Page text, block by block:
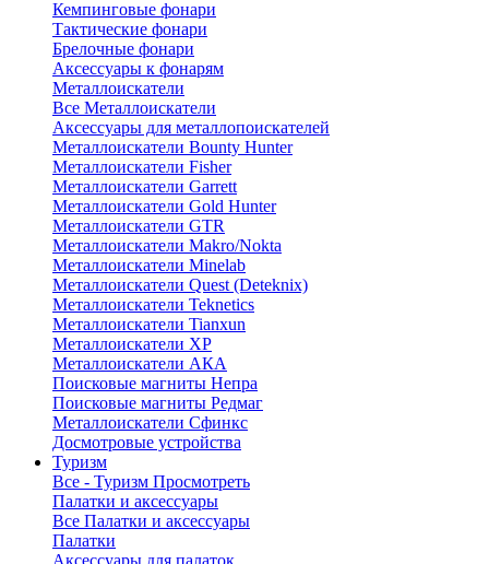
Кемпинговые фонари
Тактические фонари
Брелочные фонари
Аксессуары к фонарям
Металлоискатели
Все Металлоискатели
Аксессуары для металлопоискателей
Металлоискатели Bounty Hunter
Металлоискатели Fisher
Металлоискатели Garrett
Металлоискатели Gold Hunter
Металлоискатели GTR
Металлоискатели Makro/Nokta
Металлоискатели Minelab
Металлоискатели Quest (Deteknix)
Металлоискатели Teknetics
Металлоискатели Tianxun
Металлоискатели XP
Металлоискатели АКА
Поисковые магниты Непра
Поисковые магниты Редмаг
Металлоискатели Сфинкс
Досмотровые устройства
Туризм
Все - Туризм Просмотреть
Палатки и аксессуары
Все Палатки и аксессуары
Палатки
Аксессуары для палаток